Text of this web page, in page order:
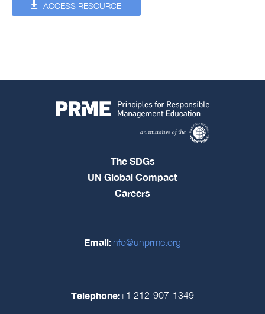
ACCESS RESOURCE
The SDGs
UN Global Compact
Careers
Email:info@unprme.org
Telephone:+1 212-907-1349